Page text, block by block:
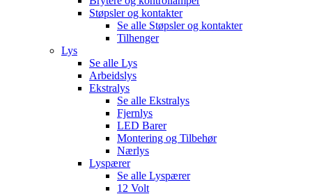
Støpsler og kontakter
Se alle Støpsler og kontakter
Tilhenger
Lys
Se alle Lys
Arbeidslys
Ekstralys
Se alle Ekstralys
Fjernlys
LED Barer
Montering og Tilbehør
Nærlys
Lyspærer
Se alle Lyspærer
12 Volt